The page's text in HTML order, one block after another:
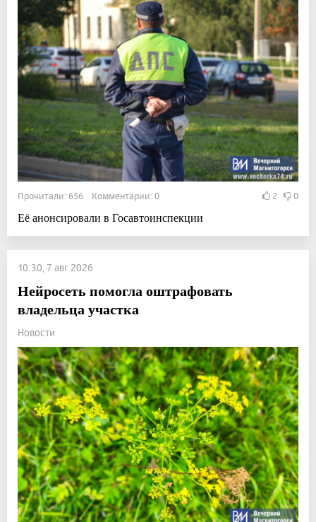
Прочитали: 656 Комментарии: 0 2 0
Её анонсировали в Госавтоинспекции
10:30, 7 авг 2026
Нейросеть помогла оштрафовать
владельца участка
Новости